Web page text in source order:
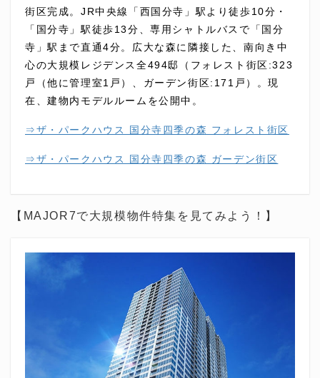
街区完成。JR中央線「西国分寺」駅より徒歩10分・
「国分寺」駅徒歩13分、専用シャトルバスで「国分
寺」駅まで直通4分。広大な森に隣接した、南向き中
心の大規模レジデンス全494邸（フォレスト街区:323
戸（他に管理室1戸）、ガーデン街区:171戸）。現
在、建物内モデルルームを公開中。
⇒ザ・パークハウス 国分寺四季の森 フォレスト街区
⇒ザ・パークハウス 国分寺四季の森 ガーデン街区
【MAJOR7で大規模物件特集を見てみよう！】